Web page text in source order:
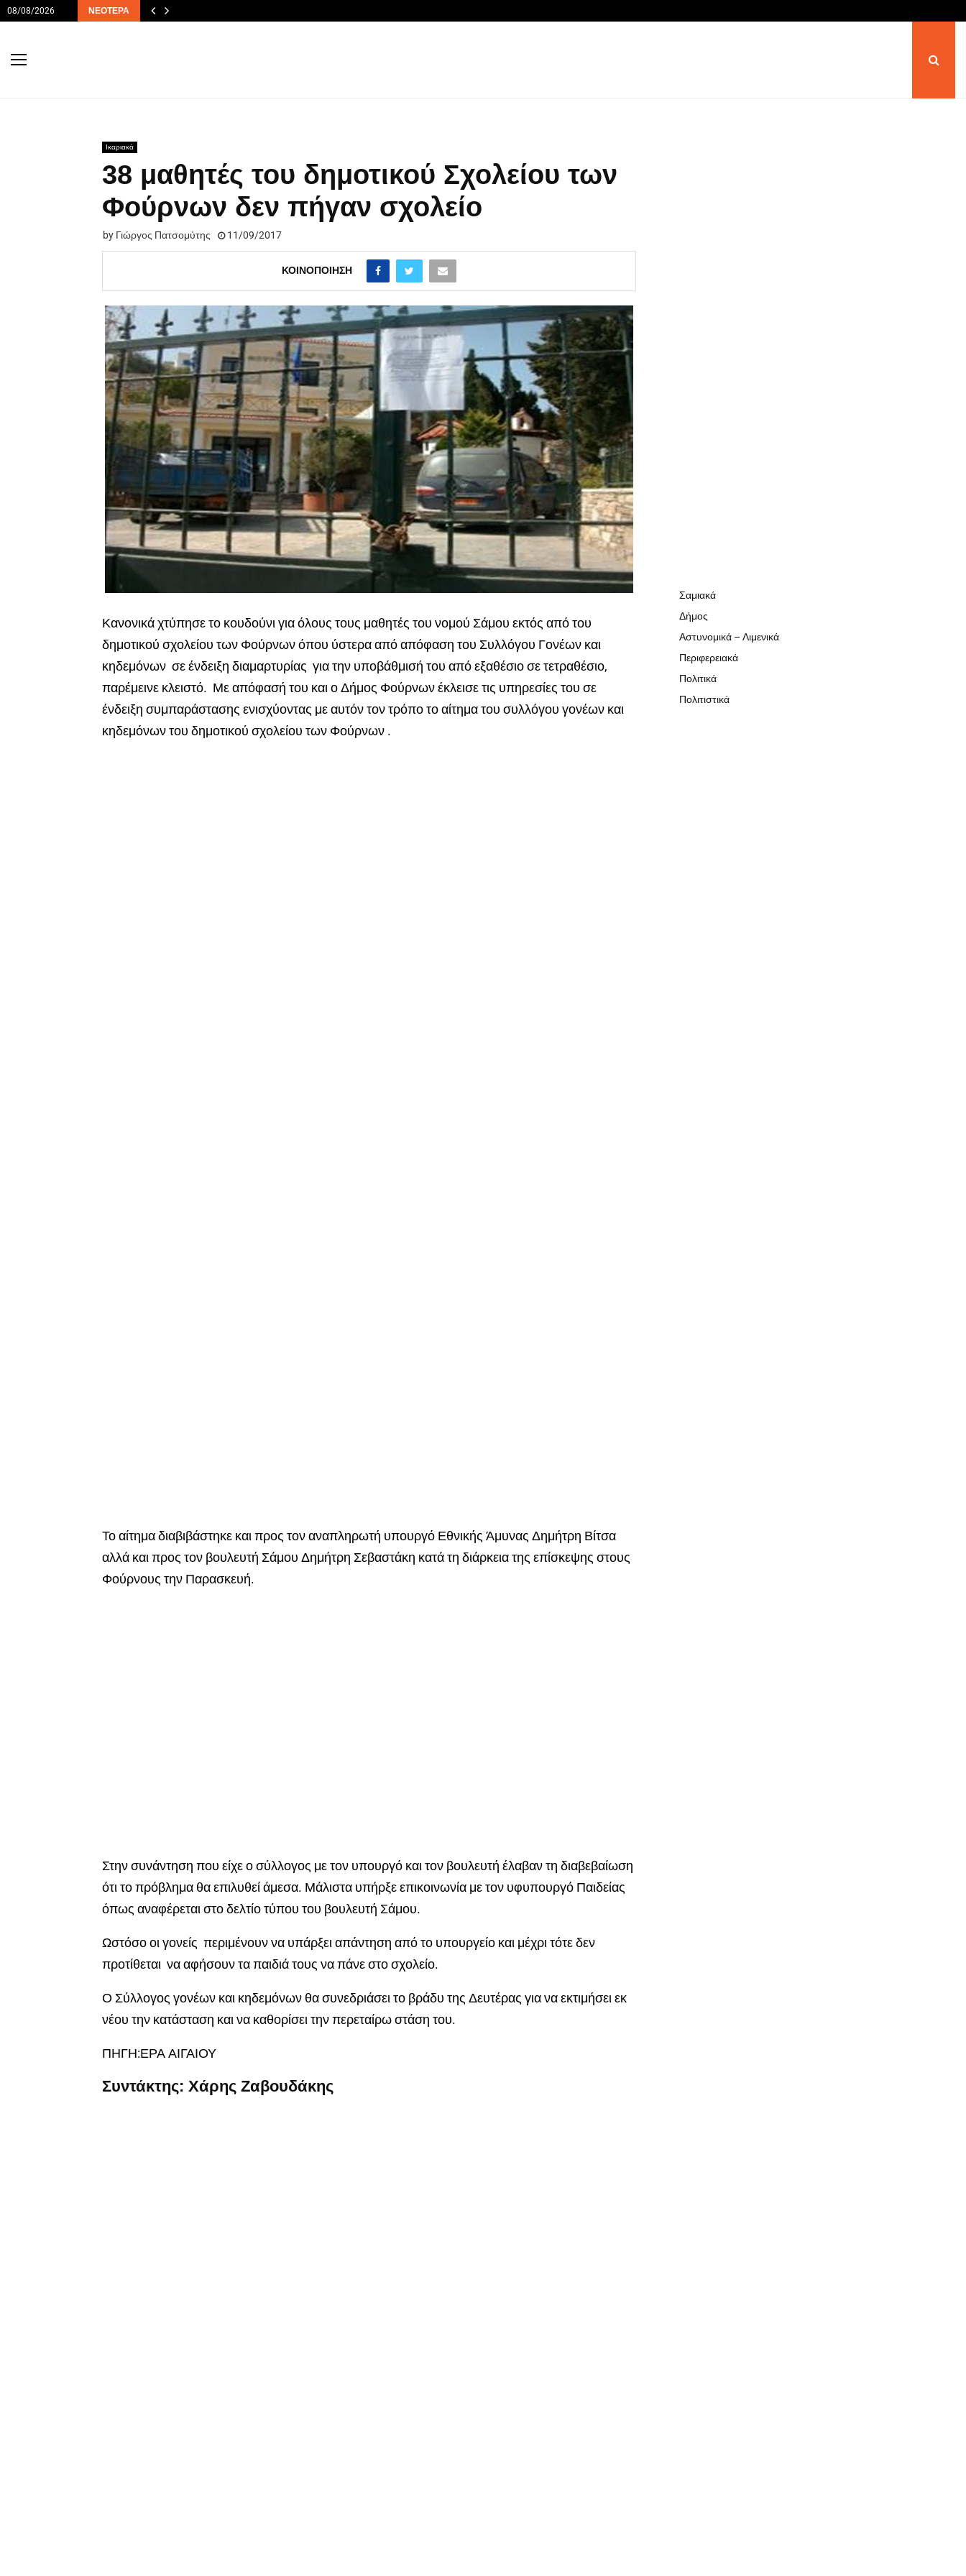
08/08/2026 ΝΕΌΤΕΡΑ
Ικαριακά
38 μαθητές του δημοτικού Σχολείου των
Φούρνων δεν πήγαν σχολείο
by Γιώργος Πατσομύτης 11/09/2017
ΚΟΙΝΟΠΟΊΗΣΗ
Κανονικά χτύπησε το κουδούνι για όλους τους μαθητές του νομού Σάμου εκτός από του
δημοτικού σχολείου των Φούρνων όπου ύστερα από απόφαση του Συλλόγου Γονέων και
κηδεμόνων σε ένδειξη διαμαρτυρίας για την υποβάθμισή του από εξαθέσιο σε τετραθέσιο,
παρέμεινε κλειστό. Με απόφασή του και ο Δήμος Φούρνων έκλεισε τις υπηρεσίες του σε
ένδειξη συμπαράστασης ενισχύοντας με αυτόν τον τρόπο το αίτημα του συλλόγου γονέων και
κηδεμόνων του δημοτικού σχολείου των Φούρνων .
Το αίτημα διαβιβάστηκε και προς τον αναπληρωτή υπουργό Εθνικής Άμυνας Δημήτρη Βίτσα
αλλά και προς τον βουλευτή Σάμου Δημήτρη Σεβαστάκη κατά τη διάρκεια της επίσκεψης στους
Φούρνους την Παρασκευή.
Στην συνάντηση που είχε ο σύλλογος με τον υπουργό και τον βουλευτή έλαβαν τη διαβεβαίωση
ότι το πρόβλημα θα επιλυθεί άμεσα. Μάλιστα υπήρξε επικοινωνία με τον υφυπουργό Παιδείας
όπως αναφέρεται στο δελτίο τύπου του βουλευτή Σάμου.
Ωστόσο οι γονείς περιμένουν να υπάρξει απάντηση από το υπουργείο και μέχρι τότε δεν
προτίθεται να αφήσουν τα παιδιά τους να πάνε στο σχολείο.
Ο Σύλλογος γονέων και κηδεμόνων θα συνεδριάσει το βράδυ της Δευτέρας για να εκτιμήσει εκ
νέου την κατάσταση και να καθορίσει την περεταίρω στάση του.
ΠΗΓΗ:ΕΡΑ ΑΙΓΑΙΟΥ
Συντάκτης: Χάρης Ζαβουδάκης
Σαμιακά
Δήμος
Αστυνομικά – Λιμενικά
Περιφερειακά
Πολιτικά
Πολιτιστικά